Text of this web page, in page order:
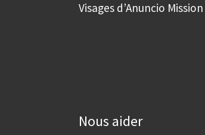
Visages d’Anuncio Mission
Nous aider